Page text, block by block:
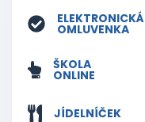
ELEKTRONICKÁ
OMLUVENKA
ŠKOLA
ONLINE
JÍDELNÍČEK